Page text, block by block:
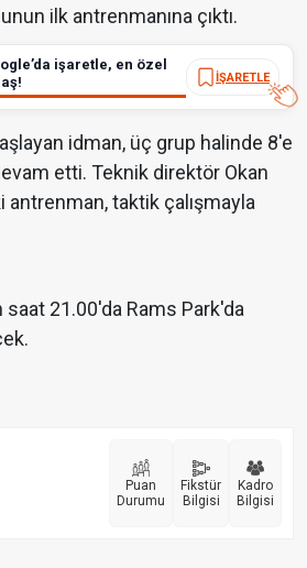
ilk antrenmanına çıktı.
işaretle, en özel
İŞARETLE
idman, üç grup halinde 8'e
etti. Teknik direktör Okan
taktik çalışmayla
saat 21.00'da Rams Park'da
Puan
Durumu
Fikstür
Bilgisi
Kadro
Bilgisi